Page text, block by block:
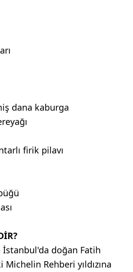
dana kaburga
firik pilavı
doğan Fatih
Rehberi yıldızına